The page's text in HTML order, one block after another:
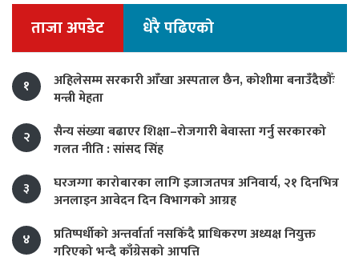
ताजा अपडेट धेरै पढिएको
१
अहिलेसम्म सरकारी आँखा अस्पताल छैन, कोशीमा बनाउँदैछौँः
मन्त्री मेहता
२
सैन्य संख्या बढाएर शिक्षा–रोजगारी बेवास्ता गर्नु सरकारको
गलत नीति : सांसद सिंह
३
घरजग्गा कारोबारका लागि इजाजतपत्र अनिवार्य, २१ दिनभित्र
अनलाइन आवेदन दिन विभागको आग्रह
४
प्रतिष्पर्धीको अन्तर्वार्ता नसकिँदै प्राधिकरण अध्यक्ष नियुक्त
गरिएको भन्दै काँग्रेसको आपत्ति